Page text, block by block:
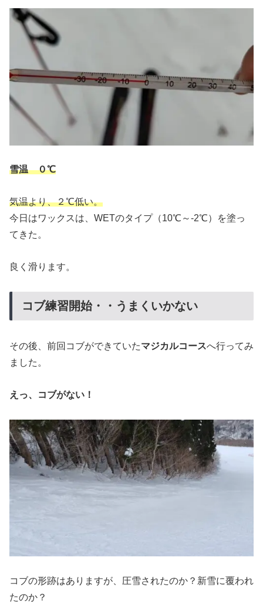
雪温 ０℃
気温より、２℃低い。
今日はワックスは、WETのタイプ（10℃～-2℃）を塗っ
てきた。
良く滑ります。
コブ練習開始・・うまくいかない
その後、前回コブができていたマジカルコースへ行ってみ
ました。
えっ、コブがない！
コブの形跡はありますが、圧雪されたのか？新雪に覆われ
たのか？